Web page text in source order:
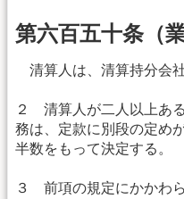
第六百五十条（
清算人は、清算持分会
２ 清算人が二人以上あ
務は、定款に別段の定め
半数をもって決定する。
３ 前項の規定にかかわ